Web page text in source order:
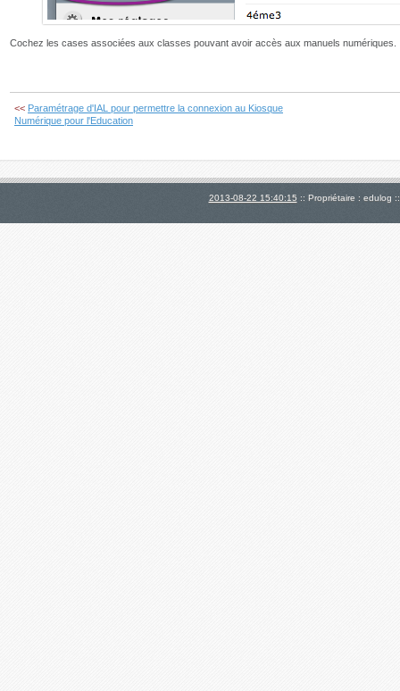
Cochez les cases associées aux classes pouvant avoir accès aux manuels numériques.
<< Paramétrage d'IAL pour permettre la connexion au Kiosque
Numérique pour l'Education
2013-08-22 15:40:15 :: Propriétaire : edulog